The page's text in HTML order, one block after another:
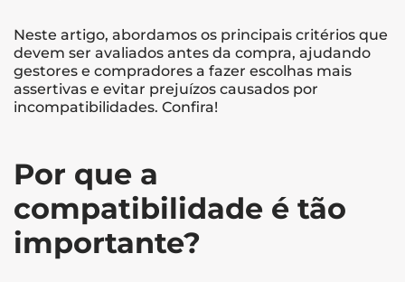
Neste artigo, abordamos os principais critérios que
devem ser avaliados antes da compra, ajudando
gestores e compradores a fazer escolhas mais
assertivas e evitar prejuízos causados por
incompatibilidades. Confira!
Por que a
compatibilidade é tão
importante?